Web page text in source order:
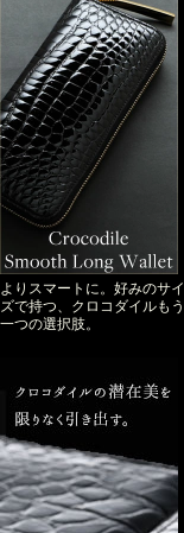
よりスマートに。好みのサイ
ズで持つ、クロコダイルもう
一つの選択肢。